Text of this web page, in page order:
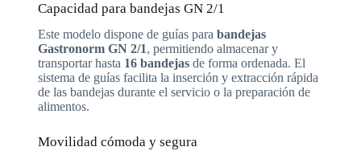
Capacidad para bandejas GN 2/1
Este modelo dispone de guías para bandejas
Gastronorm GN 2/1, permitiendo almacenar y
transportar hasta 16 bandejasde forma ordenada. El
sistema de guías facilita la inserción y extracción rápida
de las bandejas durante el servicio o la preparación de
alimentos.
Movilidad cómoda y segura